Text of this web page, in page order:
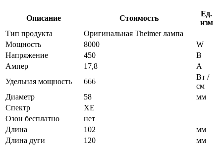
Описание Стоимость
Ед.
изм
Тип продукта
Оригинальная Theimer лампа
Мощность
8000
W
Напряжение
450
В
Ампер
17,8
A
Удельная мощность
666
Вт /
см
Диаметр
58
мм
Спектр
XE
Озон бесплатно
нет
Длина
102
мм
Длина дуги
120
мм